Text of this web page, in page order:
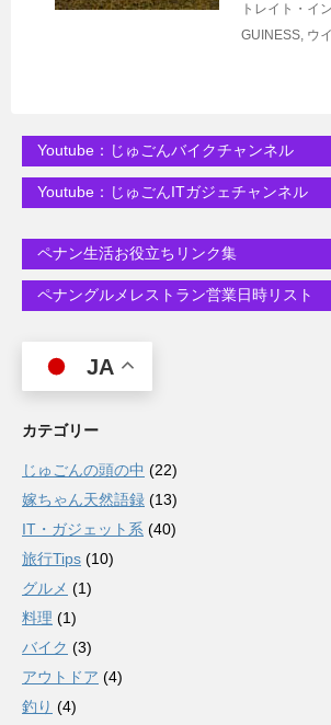
トレイト・イ
GUINESS, ウ
Youtube：じゅごんバイクチャンネル
Youtube：じゅごんITガジェチャンネル
ペナン生活お役立ちリンク集
ペナングルメレストラン営業日時リスト
JA
カテゴリー
じゅごんの頭の中 (22)
嫁ちゃん天然語録 (13)
IT・ガジェット系 (40)
旅行Tips (10)
グルメ (1)
料理 (1)
バイク (3)
アウトドア (4)
釣り (4)